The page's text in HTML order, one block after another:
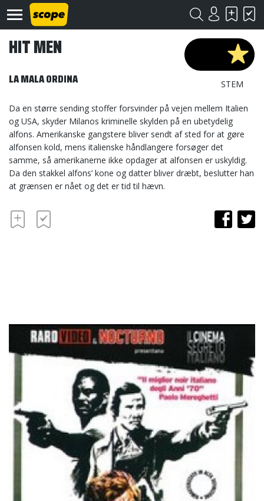
Om
Scope
Kontakt
STEM
HIT MEN
LA MALA ORDINA
Da en større sending stoffer forsvinder på vejen mellem Italien
og USA, skyder Milanos kriminelle skylden på en ubetydelig
alfons. Amerikanske gangstere bliver sendt af sted for at gøre
alfonsen kold, mens italienske håndlangere forsøger det
samme, så amerikanerne ikke opdager at alfonsen er uskyldig.
Da den stakkel alfons’ kone og datter bliver dræbt, beslutter han
at grænsen er nået og det er tid til hævn.